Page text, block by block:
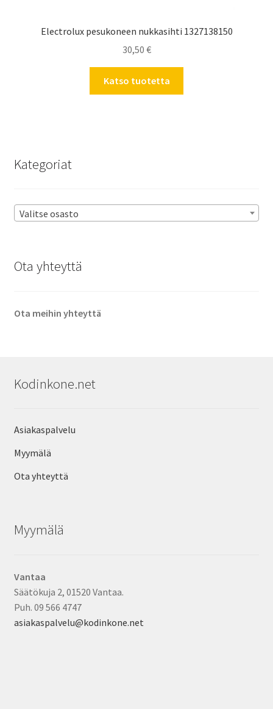
Electrolux pesukoneen nukkasihti 1327138150
30,50 €
Katso tuotetta
Kategoriat
Valitse osasto
Ota yhteyttä
Ota meihin yhteyttä
Kodinkone.net
Asiakaspalvelu
Myymälä
Ota yhteyttä
Myymälä
Vantaa
Säätökuja 2, 01520 Vantaa.
Puh. 09 566 4747
asiakaspalvelu@kodinkone.net